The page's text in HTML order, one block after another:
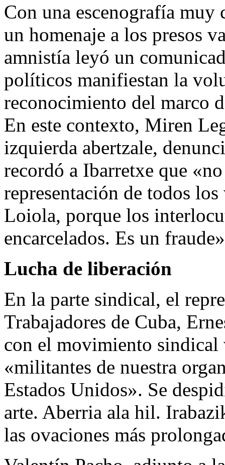
Con una escenografía muy
un homenaje a los presos
amnistía leyó un
políticos manifiestan la
reconocimiento del marco
En este contexto, Miren
izquierda abertzale,
recordó a Ibarretxe que
representación de todos
Loiola, porque los
encarcelados. Es un
Lucha de liberación
En la parte sindical, el
Trabajadores de Cuba,
con el movimiento sindical
«militantes de nuestra
Estados Unidos». Se
arte. Aberria ala hil.
las ovaciones más